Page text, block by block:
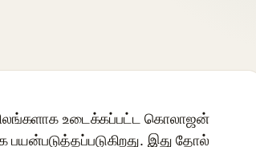
உடைக்கப்பட்ட கொலாஜன்
பயன்படுத்தப்படுகிறது. இது தோல்